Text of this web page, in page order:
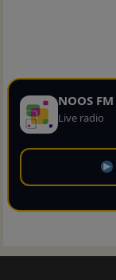
NOOS FM
Live radio